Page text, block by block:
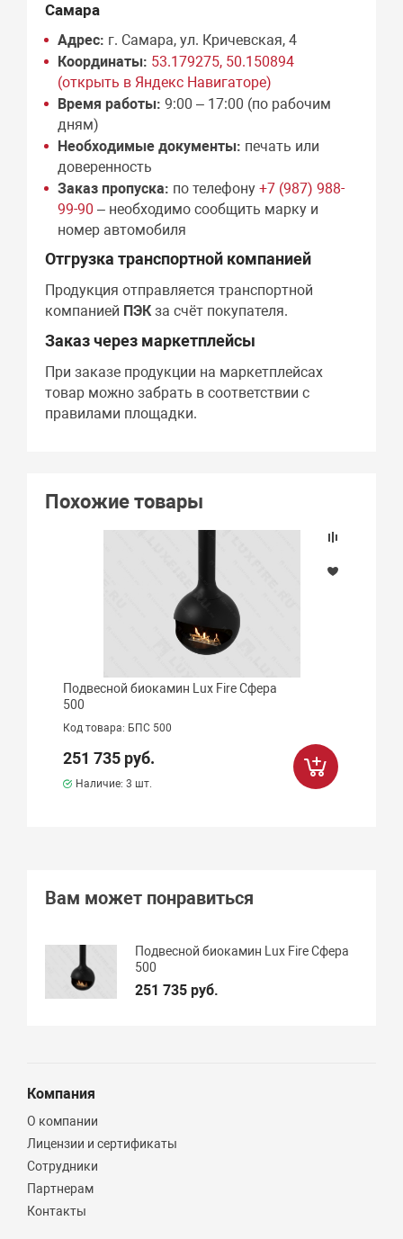
Самара
Адрес: г. Самара, ул. Кричевская, 4
Координаты: 53.179275, 50.150894
(открыть в Яндекс Навигаторе)
Время работы: 9:00 – 17:00 (по рабочим
дням)
Необходимые документы: печать или
доверенность
Заказ пропуска: по телефону+7 (987) 988-
99-90 – необходимо сообщить марку и
номер автомобиля
Отгрузка транспортной компанией
Продукция отправляется транспортной
компанией ПЭКза счёт покупателя.
Заказ через маркетплейсы
При заказе продукции на маркетплейсах
товар можно забрать в соответствии с
правилами площадки.
Похожие товары
Подвесной биокамин Lux Fire Сфера
500
Код товара: БПС 500
251 735 руб.
Наличие:3 шт.
Вам может понравиться
Подвесной биокамин Lux Fire Сфера
500
251 735 руб.
Компания
О компании
Лицензии и сертификаты
Сотрудники
Партнерам
Контакты